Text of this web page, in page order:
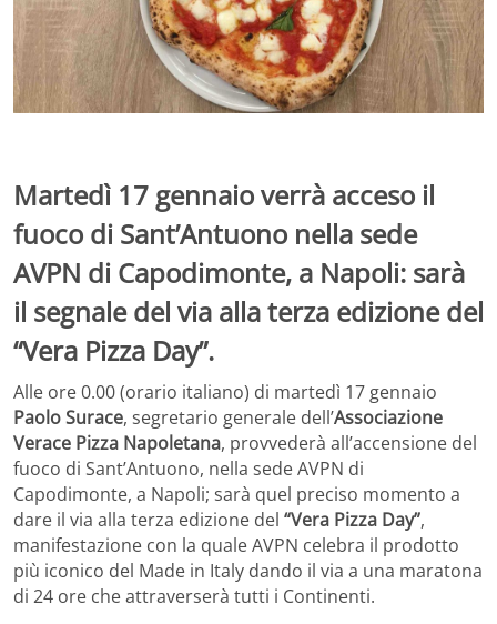
Martedì 17 gennaio verrà acceso il
fuoco di Sant’Antuono nella sede
AVPN di Capodimonte, a Napoli: sarà
il segnale del via alla terza edizione del
“Vera Pizza Day”.
Alle ore 0.00 (orario italiano) di martedì 17 gennaio
Paolo Surace, segretario generale dell’Associazione
Verace Pizza Napoletana, provvederà all’accensione del
fuoco di Sant’Antuono, nella sede AVPN di
Capodimonte, a Napoli; sarà quel preciso momento a
dare il via alla terza edizione del “Vera Pizza Day”,
manifestazione con la quale AVPN celebra il prodotto
più iconico del Made in Italy dando il via a una maratona
di 24 ore che attraverserà tutti i Continenti.